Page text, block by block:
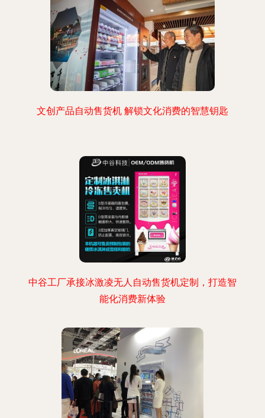
文创产品自动售货机 解锁文化消费的智慧钥匙
中谷工厂承接冰激凌无人自动售货机定制，打造智
能化消费新体验